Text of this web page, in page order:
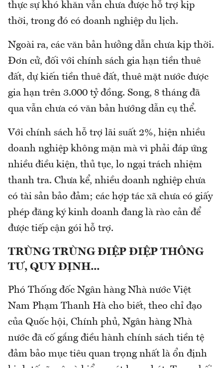
thực sự khó khăn vẫn chưa được hỗ trợ kịp
thời, trong đó có doanh nghiệp du lịch.
Ngoài ra, các văn bản hưởng dẫn chưa kịp thời.
Đơn cử, đối với chính sách gia hạn tiền thuê
đất, dự kiến tiền thuê đất, thuê mặt nước được
gia hạn trên 3.000 tỷ đồng. Song, 8 tháng đã
qua vẫn chưa có văn bản hướng dẫn cụ thể.
Với chính sách hỗ trợ lãi suất 2%, hiện nhiều
doanh nghiệp không mặn mà vì phải đáp ứng
nhiều điều kiện, thủ tục, lo ngại trách nhiệm
thanh tra. Chưa kể, nhiều doanh nghiệp chưa
có tài sản bảo đảm; các hợp tác xã chưa có giấy
phép đăng ký kinh doanh đang là rào cản để
được tiếp cận gói hỗ trợ.
TRÙNG TRÙNG ĐIỆP ĐIỆP THÔNG
TƯ, QUY ĐỊNH...
Phó Thống đốc Ngân hàng Nhà nước Việt
Nam Phạm Thanh Hà cho biết, theo chỉ đạo
của Quốc hội, Chính phủ, Ngân hàng Nhà
nước đã cố gắng điều hành chính sách tiền tệ
đảm bảo mục tiêu quan trọng nhất là ổn định